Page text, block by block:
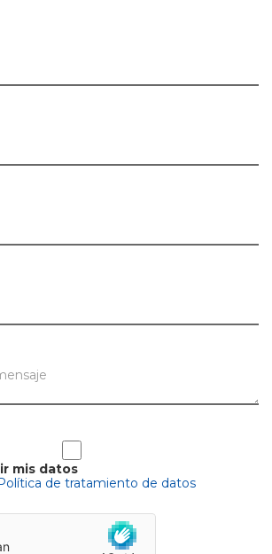
mis datos
Política de tratamiento de datos